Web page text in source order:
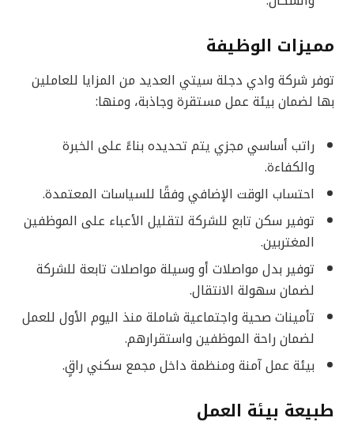
مميزات الوظيفة
توفر شركة وادي دجلة سيتي العديد من المزايا للعاملين
بها لضمان بيئة عمل مستقرة وجاذبة، ومنها:
راتب أساسي مجزي يتم تحديده بناءً على الخبرة
والكفاءة.
احتساب الوقت الإضافي وفقًا للسياسات المعتمدة.
توفير سكن تابع للشركة لتقليل الأعباء على الموظفين
المغتربين.
توفير بدل مواصلات أو وسيلة مواصلات تابعة للشركة
لضمان سهولة الانتقال.
تأمينات صحية واجتماعية شاملة منذ اليوم الأول للعمل
لضمان راحة الموظفين واستقرارهم.
بيئة عمل آمنة ومنظمة داخل مجمع سكني راقٍ.
طبيعة بيئة العمل